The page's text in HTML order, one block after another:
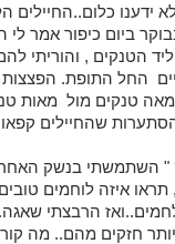
ידענו כלום..החיילים
ביום כיפור אמר
הטנקים , והוריתי
החל התופת. הפצצות
טנקים מול מאות
שהחיילים
" השתמשתי בנשק
איזה לוחמים
הרבצתי
יותר חזקים מהם.. מה